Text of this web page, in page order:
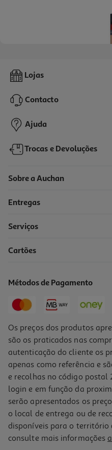
Corretor L'oréal Paris Infaillible
12,29 €
Corretor Maybelline Iar Nude Nu
Lojas
Contacto
Ajuda
Trocas e Devoluções
Sobre a Auchan
Entregas
Serviços
Cartões
Métodos de Pagamento
Os preços dos produtos
são os praticados nas
autenticação do cliente os
apenas como referência e
e recolhas no código
login e em função da
serão apresentados os
o local de entrega ou de
disponíveis para o
consulte mais informações